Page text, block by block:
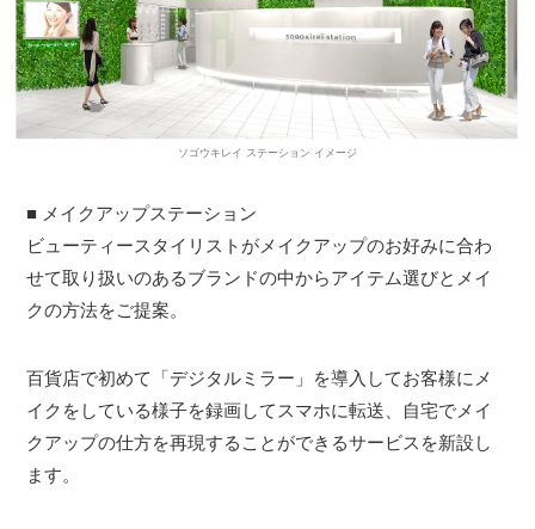
ソゴウキレイ ステーション イメージ
■ メイクアップステーション
ビューティースタイリストがメイクアップのお好みに合わ
せて取り扱いのあるブランドの中からアイテム選びとメイ
クの方法をご提案。
百貨店で初めて「デジタルミラー」を導入してお客様にメ
イクをしている様子を録画してスマホに転送、自宅でメイ
クアップの仕方を再現することができるサービスを新設し
ます。